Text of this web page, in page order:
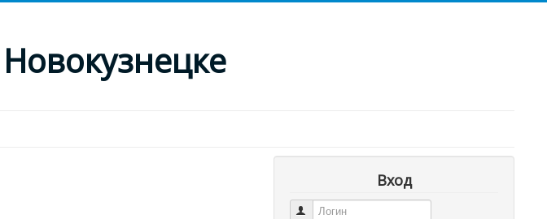
Вход
Логин